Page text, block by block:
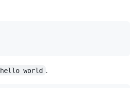
hello world .